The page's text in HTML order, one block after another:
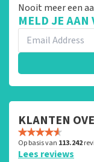
Nooit meer een
MELD JE AAN
KLANTEN
Op basis van 113.242
Lees reviews